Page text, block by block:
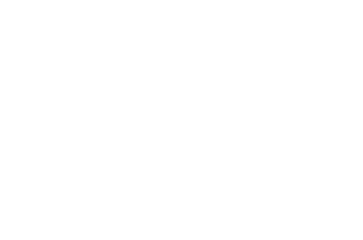
うな治療の選択肢があるのでしょう。